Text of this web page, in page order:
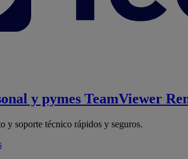
y pymes TeamViewer
y soporte técnico rápidos y seguros.